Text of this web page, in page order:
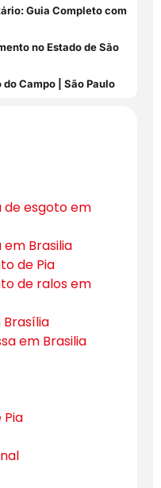
Guia Completo com
no Estado de São
Campo | São Paulo
de esgoto em
Brasilia
de Pia
de ralos em
em Brasilia